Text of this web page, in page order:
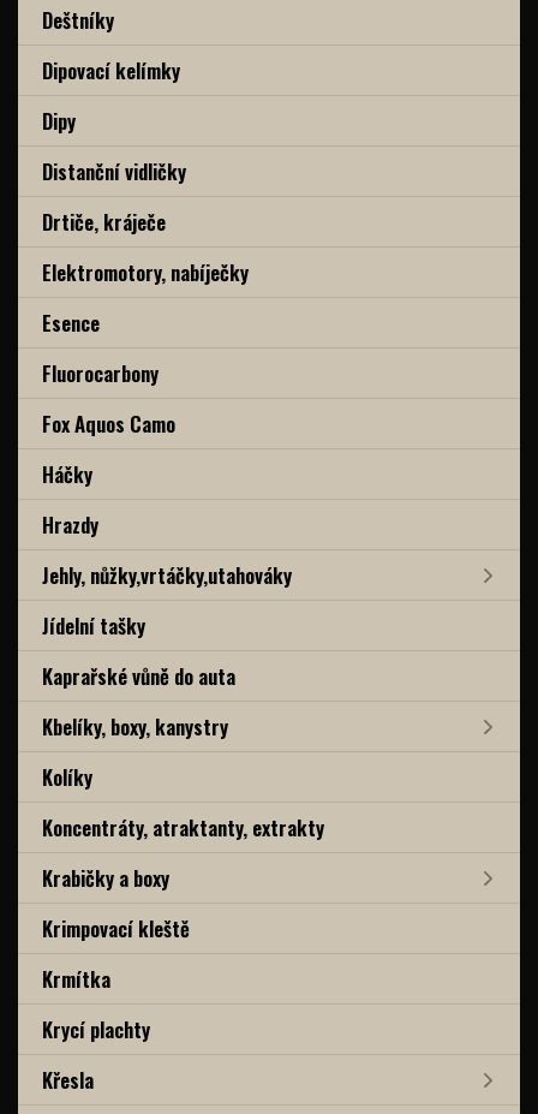
Deštníky
Dipovací kelímky
Dipy
Distanční vidličky
Drtiče, kráječe
Elektromotory, nabíječky
Esence
Fluorocarbony
Fox Aquos Camo
Háčky
Hrazdy
Jehly, nůžky,vrtáčky,utahováky
Jídelní tašky
Kaprařské vůně do auta
Kbelíky, boxy, kanystry
Kolíky
Koncentráty, atraktanty, extrakty
Krabičky a boxy
Krimpovací kleště
Krmítka
Krycí plachty
Křesla